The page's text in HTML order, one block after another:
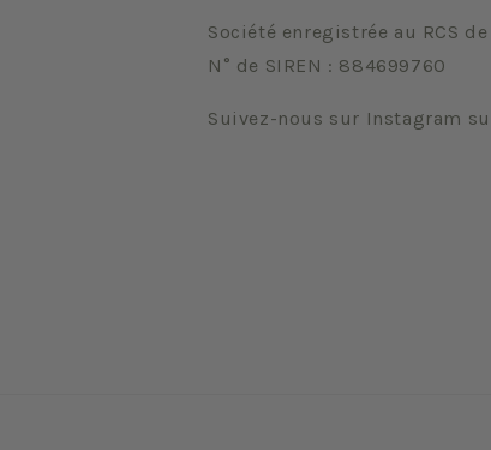
Société enregistrée au RCS
N° de SIREN : 884699760
Suivez-nous sur Instagram